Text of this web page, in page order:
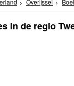
Overijssel
in de regio